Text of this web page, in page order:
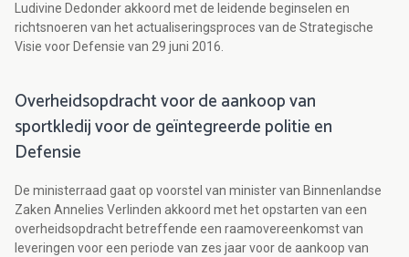
Ludivine Dedonder akkoord met de leidende beginselen en
richtsnoeren van het actualiseringsproces van de Strategische
Visie voor Defensie van 29 juni 2016.
Overheidsopdracht voor de aankoop van
sportkledij voor de geïntegreerde politie en
Defensie
De ministerraad gaat op voorstel van minister van Binnenlandse
Zaken Annelies Verlinden akkoord met het opstarten van een
overheidsopdracht betreffende een raamovereenkomst van
leveringen voor een periode van zes jaar voor de aankoop van